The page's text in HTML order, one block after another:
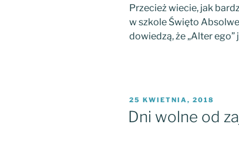
Przecież wiecie, jak
w szkole Święto
dowiedzą, że „Alter ego”
OPUBLIKOWANE
25 KWIETNIA, 2018
Dni wolne od